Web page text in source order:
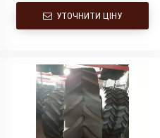
УТОЧНИТИ ЦІНУ